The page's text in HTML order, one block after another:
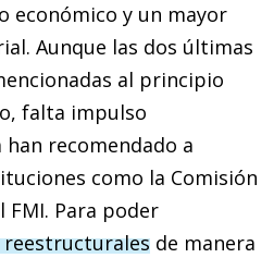
económico y un mayor
Aunque las dos últimas
al principio
falta impulso
recomendado a
como la Comisión
FMI. Para poder
de manera